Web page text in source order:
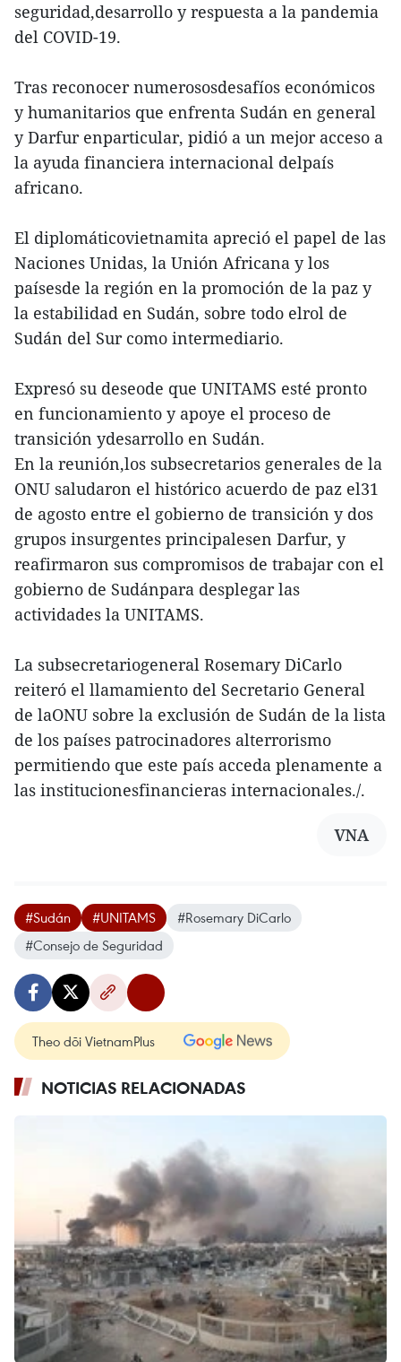
seguridad,desarrollo y respuesta a la pandemia
del COVID-19.
Tras reconocer numerososdesafíos económicos
y humanitarios que enfrenta Sudán en general
y Darfur enparticular, pidió a un mejor acceso a
la ayuda financiera internacional delpaís
africano.
El diplomáticovietnamita apreció el papel de las
Naciones Unidas, la Unión Africana y los
paísesde la región en la promoción de la paz y
la estabilidad en Sudán, sobre todo elrol de
Sudán del Sur como intermediario.
Expresó su deseode que UNITAMS esté pronto
en funcionamiento y apoye el proceso de
transición ydesarrollo en Sudán.
En la reunión,los subsecretarios generales de la
ONU saludaron el histórico acuerdo de paz el31
de agosto entre el gobierno de transición y dos
grupos insurgentes principalesen Darfur, y
reafirmaron sus compromisos de trabajar con el
gobierno de Sudánpara desplegar las
actividades la UNITAMS.
La subsecretariogeneral Rosemary DiCarlo
reiteró el llamamiento del Secretario General
de laONU sobre la exclusión de Sudán de la lista
de los países patrocinadores alterrorismo
permitiendo que este país acceda plenamente a
las institucionesfinancieras internacionales./.
VNA
#Sudán #UNITAMS
#Rosemary DiCarlo
#Consejo de Seguridad
Theo dõi VietnamPlus
NOTICIAS RELACIONADAS